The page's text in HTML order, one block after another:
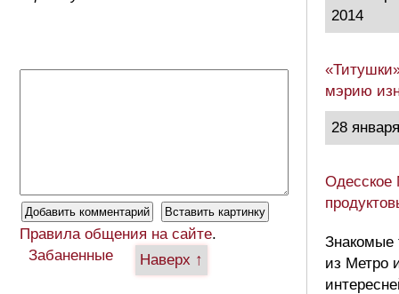
Правила общения на сайте.
Забаненные
Наверх ↑
2014
мэрию
28
Одесское
Знакомые
из Метро